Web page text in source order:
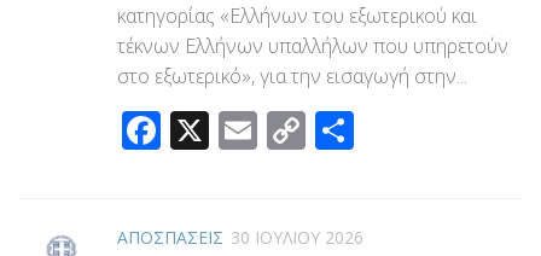
κατηγορίας «Ελλήνων του εξωτερικού και
τέκνων Ελλήνων υπαλλήλων που υπηρετούν
στο εξωτερικό», για την εισαγωγή στην...
Facebook
X Email
Copy
ΑΠΟΣΠΑΣΕΙΣ 30 ΙΟΥΛΊΟΥ 2026